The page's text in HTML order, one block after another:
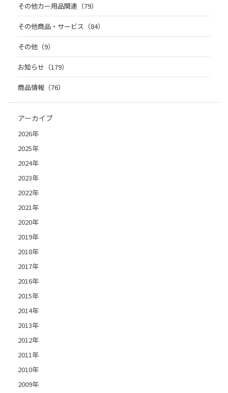
その他カー用品関連（79）
その他商品・サービス（84）
その他（9）
お知らせ（179）
商品情報（76）
アーカイブ
2026年
2025年
2024年
2023年
2022年
2021年
2020年
2019年
2018年
2017年
2016年
2015年
2014年
2013年
2012年
2011年
2010年
2009年